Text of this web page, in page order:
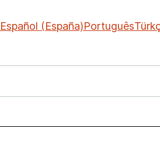
Español (España)Português